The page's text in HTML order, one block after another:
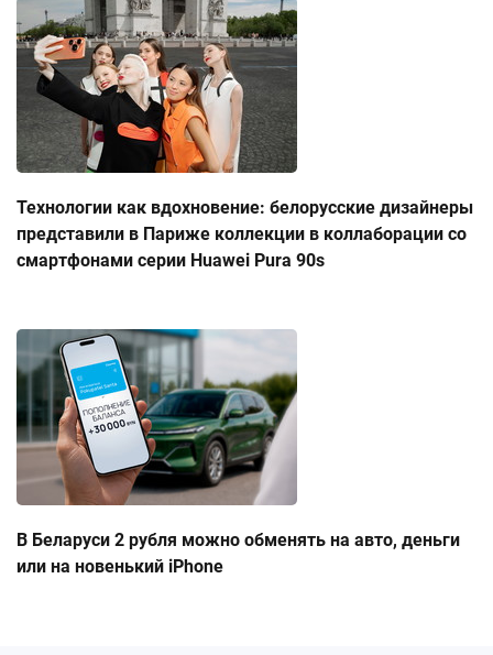
Технологии как вдохновение: белорусские дизайнеры
представили в Париже коллекции в коллаборации со
смартфонами серии Huawei Pura 90s
В Беларуси 2 рубля можно обменять на авто, деньги
или на новенький iPhone